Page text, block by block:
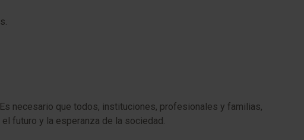
necesario que todos, instituciones, profesionales y familias,
futuro y la esperanza de la sociedad.